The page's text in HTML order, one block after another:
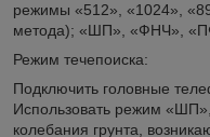
режимы «512», «1024»,
метода); «ШП», «ФНЧ»,
Режим течепоиска:
Подключить головные
Использовать режим
колебания грунта,